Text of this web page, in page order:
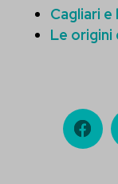
Cagliari
Le origini
et-saved-post*